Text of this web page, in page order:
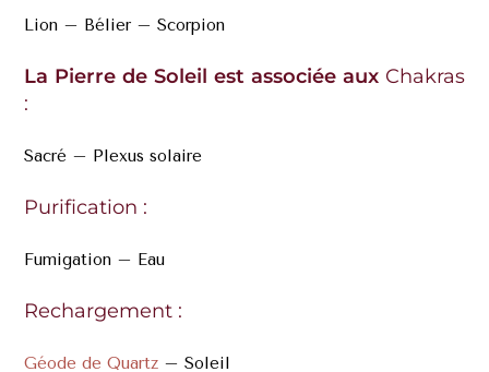
Lion – Bélier – Scorpion
La Pierre de Soleil est associée auxChakras
:
Sacré – Plexus solaire
Purification :
Fumigation – Eau
Rechargement :
Géode de Quartz – Soleil